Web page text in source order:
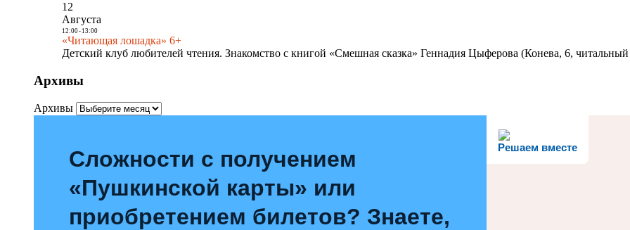
12
Августа
12:00- 13:00
«Читающая лошадка» 6+
Детский клуб любителей чтения. Знакомство с книгой «Смешная сказка» Геннадия Цыферова (Конева, 6, читальный
Архивы
Архивы
Решаем вместе
Сложности с получением
«Пушкинской карты» или
приобретением билетов? Знаете,